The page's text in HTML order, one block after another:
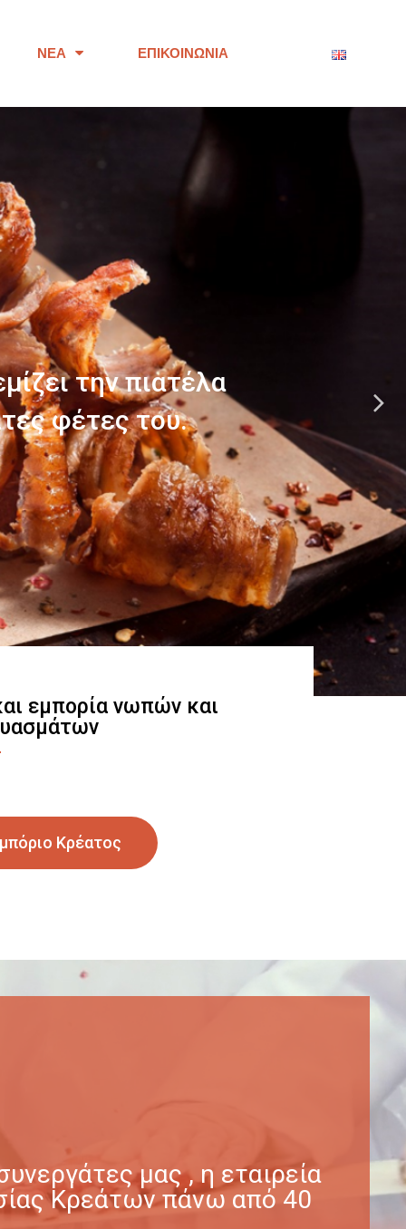
ΝΈΑ ΕΠΙΚΟΙΝΩΝΊΑ
εμπορία νωπών και
Κρέατος
μας , η εταιρεία
Κρεάτων πάνω από 40